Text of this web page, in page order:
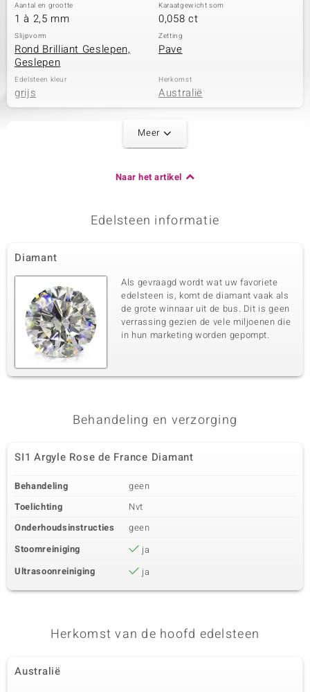
Aantal en grootte
1 à 2,5 mm
Karaatgewicht som
0,058 ct
Slijpvorm
Rond Brilliant Geslepen,
Geslepen
Zetting
Pave
Edelsteen kleur
grijs
Herkomst
Australië
Herkomst
Oostenrijk
Derde edelsteen
Edelsteen exact
Marcasiet
Aantal en grootte
4 à 1,3 mm
Karaatgewicht som
0,052 ct
Slijpvorm
Rond geslepen
Zetting
Pave
Meer
Naar het artikel
Edelsteen informatie
Diamant
Als gevraagd wordt wat uw favoriete
edelsteen is, komt de diamant vaak als
de grote winnaar uit de bus. Dit is geen
verrassing gezien de vele miljoenen die
in hun marketing worden gepompt.
Behandeling en verzorging
SI1 Argyle Rose de France Diamant
Behandeling
geen
Toelichting
Nvt
Onderhoudsinstructies
geen
Stoomreiniging
ja
Ultrasoonreiniging
ja
Herkomst van de hoofd edelsteen
Australië